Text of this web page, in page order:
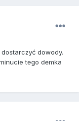
dostarczyć dowody.
tego demka